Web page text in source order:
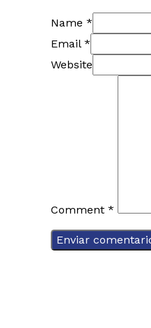
Name *
Email *
Website
Comment *